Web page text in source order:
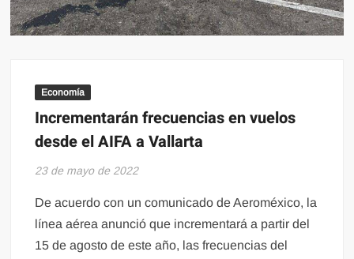
Economía
Incrementarán frecuencias en vuelos
desde el AIFA a Vallarta
23 de mayo de 2022
De acuerdo con un comunicado de Aeroméxico, la
línea aérea anunció que incrementará a partir del
15 de agosto de este año, las frecuencias del